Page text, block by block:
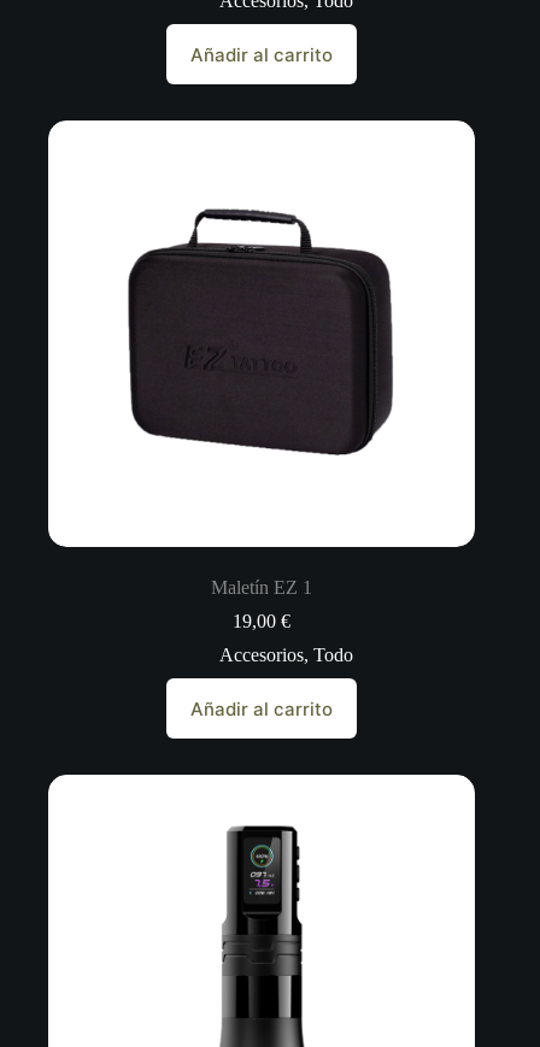
Añadir al carrito
Maletín EZ 1
19,00€
Accesorios, Todo
Añadir al carrito